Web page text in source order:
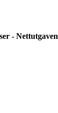
- Nettutgaven